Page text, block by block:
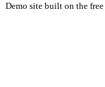
Demo site built on the free